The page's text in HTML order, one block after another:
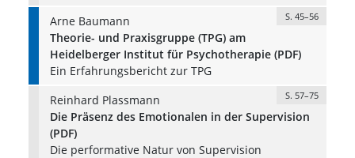
Arne Baumann
S. 45–56
Theorie- und Praxisgruppe (TPG) am
Heidelberger Institut für Psychotherapie (PDF)
Ein Erfahrungsbericht zur TPG
Reinhard Plassmann
S. 57–75
Die Präsenz des Emotionalen in der Supervision
(PDF)
Die performative Natur von Supervision